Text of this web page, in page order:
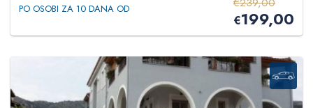
PO OSOBI ZA 10 DANA OD
€199,00